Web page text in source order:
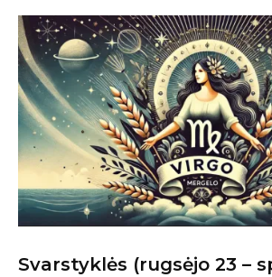
Svarstyklės (rugsėjo 23 –